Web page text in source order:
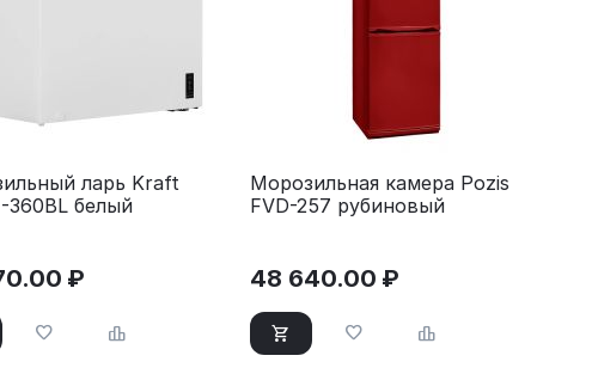
ларь Kraft
360BL белый
₽
Морозильная камера Pozis
FVD-257 рубиновый
48 640.00 ₽